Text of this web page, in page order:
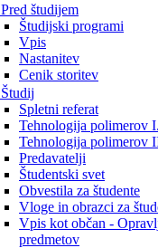
Pred študijem
Študijski programi
Vpis
Nastanitev
Cenik storitev
Študij
Spletni referat
Tehnologija polimerov
Tehnologija polimerov
Predavatelji
Študentski svet
Obvestila za študente
Vloge in obrazci za
Vpis kot občan -
predmetov